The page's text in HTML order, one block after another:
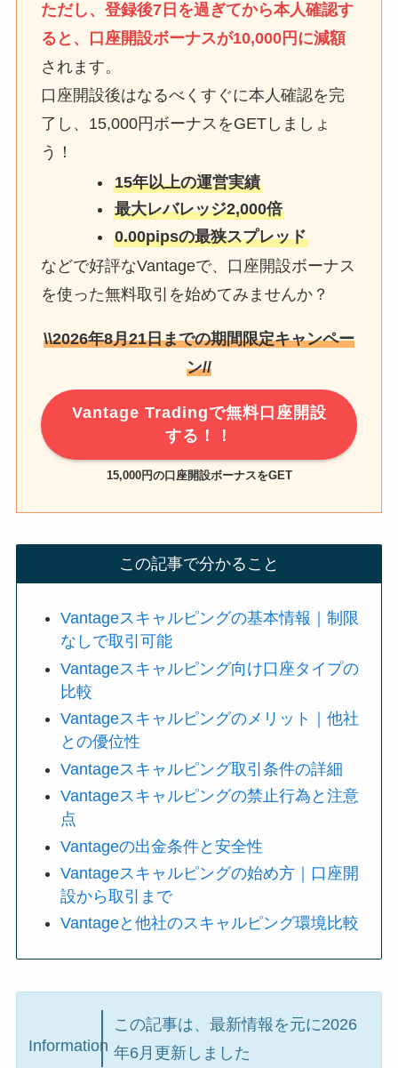
ただし、登録後7日を過ぎてから本人確認す
ると、口座開設ボーナスが10,000円に減額
されます。
口座開設後はなるべくすぐに本人確認を完
了し、15,000円ボーナスをGETしましょ
う！
15年以上の運営実績
最大レバレッジ2,000倍
0.00pipsの最狭スプレッド
などで好評なVantageで、口座開設ボーナス
を使った無料取引を始めてみませんか？
\\2026年8月21日までの期間限定キャンペー
ン//
Vantage Tradingで無料口座開設
する！！
15,000円の口座開設ボーナスをGET
この記事で分かること
Vantageスキャルピングの基本情報｜制限
なしで取引可能
Vantageスキャルピング向け口座タイプの
比較
Vantageスキャルピングのメリット｜他社
との優位性
Vantageスキャルピング取引条件の詳細
Vantageスキャルピングの禁止行為と注意
点
Vantageの出金条件と安全性
Vantageスキャルピングの始め方｜口座開
設から取引まで
Vantageと他社のスキャルピング環境比較
Information
この記事は、最新情報を元に2026
年6月更新しました